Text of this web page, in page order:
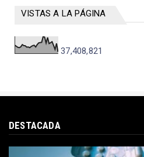
VISTAS A LA PÁGINA
37,408,821
DESTACADA